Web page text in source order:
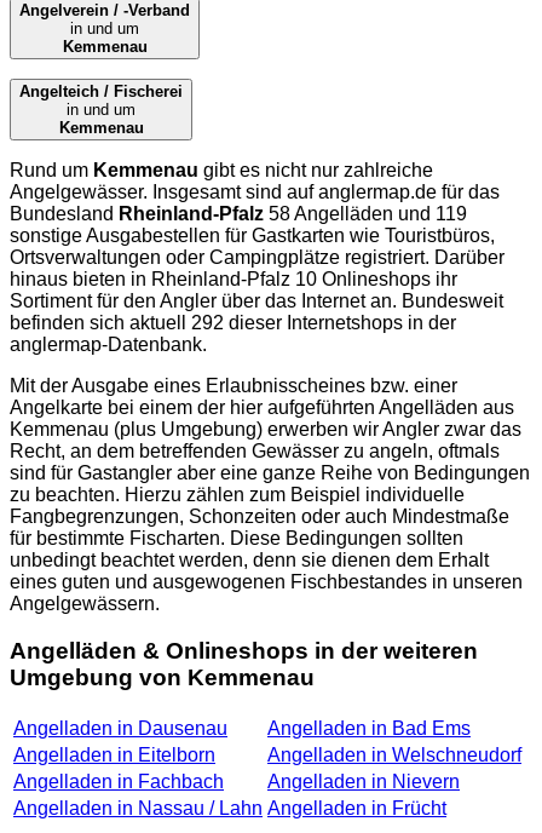
Angelverein / -Verband
in und um
Kemmenau
Angelteich / Fischerei
in und um
Kemmenau
Rund um Kemmenau gibt es nicht nur zahlreiche
Angelgewässer. Insgesamt sind aufanglermap.de für das
Bundesland Rheinland-Pfalz 58 Angelläden und 119
sonstige Ausgabestellen für Gastkarten wie Touristbüros,
Ortsverwaltungen oder Campingplätze registriert. Darüber
hinaus bieten in Rheinland-Pfalz 10 Onlineshops ihr
Sortiment für den Angler über das Internet an. Bundesweit
befinden sich aktuell 292 dieser Internetshops in der
anglermap-Datenbank.
Mit der Ausgabe eines Erlaubnisscheines bzw. einer
Angelkarte bei einem der hier aufgeführten Angelläden aus
Kemmenau (plus Umgebung) erwerben wir Angler zwar das
Recht, an dem betreffenden Gewässer zu angeln, oftmals
sind für Gastangler aber eine ganze Reihe von Bedingungen
zu beachten. Hierzu zählen zum Beispiel individuelle
Fangbegrenzungen, Schonzeiten oder auch Mindestmaße
für bestimmte Fischarten. Diese Bedingungen sollten
unbedingt beachtet werden, denn sie dienen dem Erhalt
eines guten und ausgewogenen Fischbestandes in unseren
Angelgewässern.
Angelläden & Onlineshops in der weiteren
Umgebung von Kemmenau
Angelladen in Dausenau
Angelladen in Bad Ems
Angelladen in Eitelborn
Angelladen in Welschneudorf
Angelladen in Fachbach
Angelladen in Nievern
Angelladen in Nassau / Lahn Angelladen in Frücht